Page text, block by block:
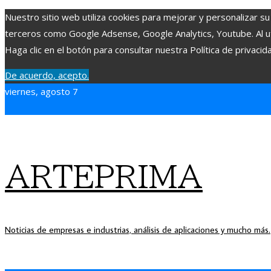
Nuestro sitio web utiliza cookies para mejorar y personalizar
terceros como Google Adsense, Google Analytics, Youtube.
Haga clic en el botón para consultar nuestra Política de
De acuerdo, acepto.
viernes, agosto 7
ARTEPRIMA
Noticias de empresas e industrias, análisis de aplicaciones y mucho más.